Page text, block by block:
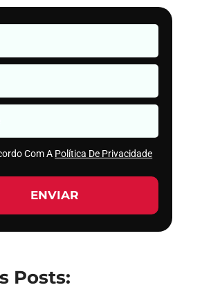
Com A Política De Privacidade
ENVIAR
Posts: